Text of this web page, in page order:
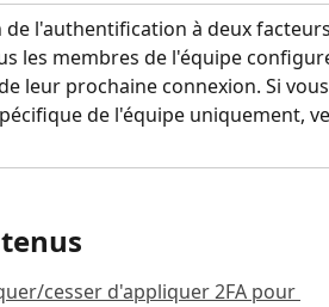
de l'authentification à deux
les membres de l'équipe
leur prochaine connexion. Si
de l'équipe uniquement,
cesser d'appliquer 2FA pour